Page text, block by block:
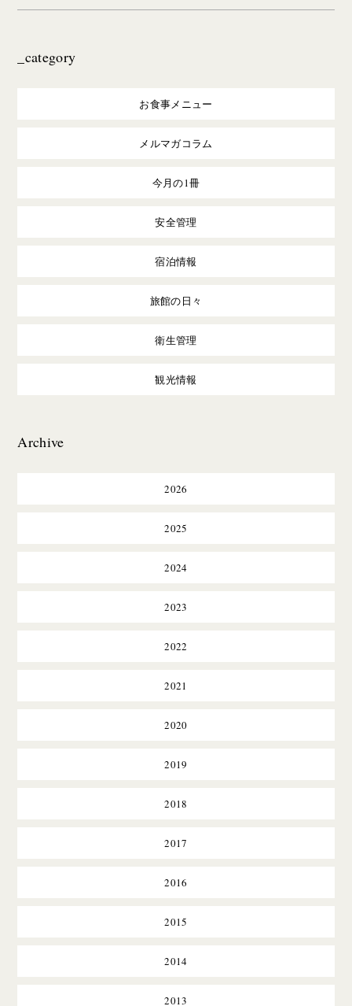
_category
お食事メニュー
メルマガコラム
今月の1冊
安全管理
宿泊情報
旅館の日々
衛生管理
観光情報
Archive
2026
2025
2024
2023
2022
2021
2020
2019
2018
2017
2016
2015
2014
2013